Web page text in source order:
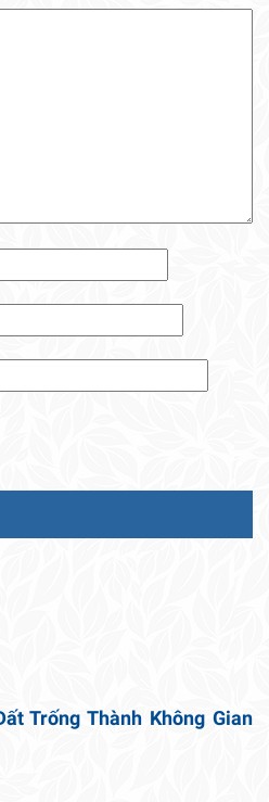
Trống Thành Không Gian